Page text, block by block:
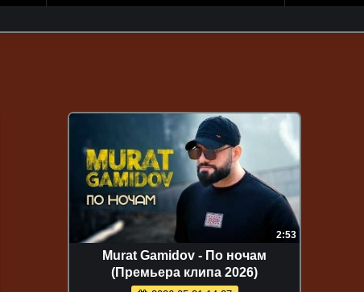
2:53
Murat Gamidov - По ночам
(Премьера клипа 2026)